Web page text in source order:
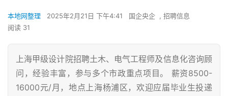
本地网整理 2025年2月21日 下午4:41 国企央企 , 招聘信息
阅读 31
上海甲级设计院招聘土木、电气工程师及信息化咨询顾
问，经验丰富，参与多个市政重点项目。 薪资8500-
16000元/月，地点上海杨浦区，欢迎应届毕业生投递